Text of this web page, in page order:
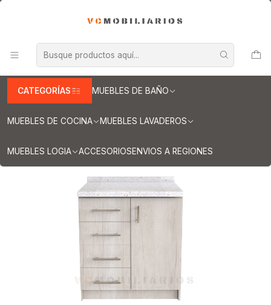
CATEGORÍAS MUEBLES DE BAÑO
MUEBLES DE COCINA MUEBLES LAVADEROS
MUEBLES LOGIA ACCESORIOSENVIOS A REGIONES
Mueble tipo Mesón de 80 cm
Mueble meson con cubierta de cuarzo de 80 cm / M1-840 /
Toscana